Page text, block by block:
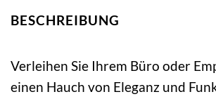
BESCHREIBUNG
Verleihen Sie Ihrem Büro oder
einen Hauch von Eleganz und